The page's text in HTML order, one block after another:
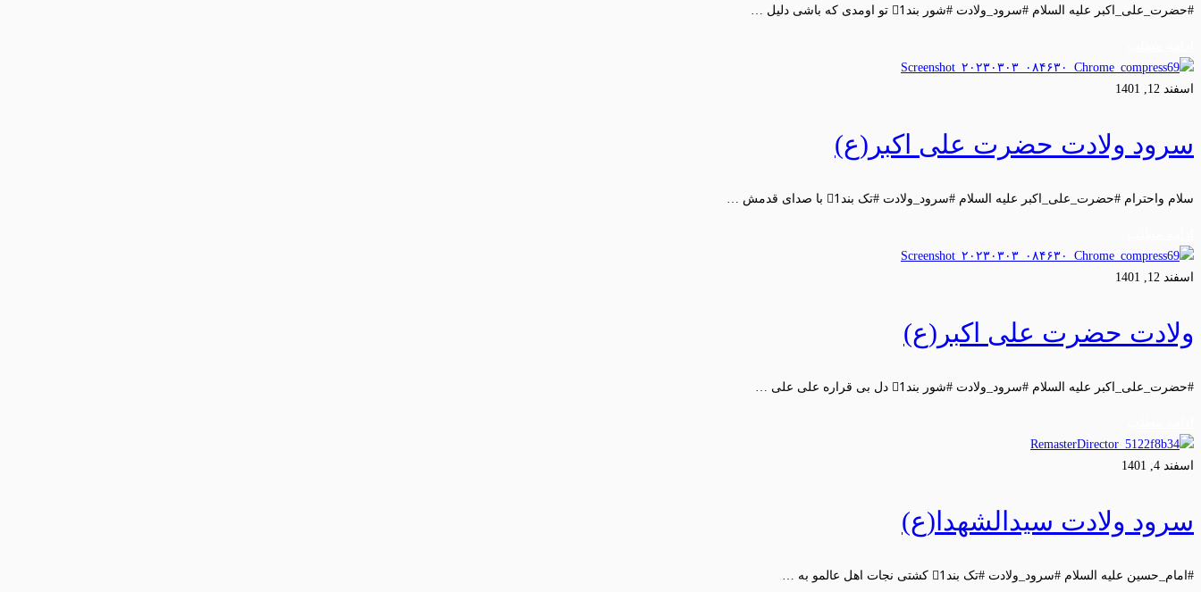
#حضرت_علی_اکبر علیه السلام #سرود_ولادت #شور بند1⃣ تو اومدی که باشی دلیل …
اسفند 12, 1401
سرود ولادت حضرت علی اکبر(ع)
سلام واحترام #حضرت_علی_اکبر علیه السلام #سرود_ولادت #تک بند1⃣ با صدای قدمش …
اسفند 12, 1401
ولادت حضرت علی اکبر(ع)
#حضرت_علی_اکبر علیه السلام #سرود_ولادت #شور بند1⃣ دل بی قراره علی علی …
اسفند 4, 1401
سرود ولادت سیدالشهدا(ع)
#امام_حسین علیه السلام #سرود_ولادت #تک بند1⃣ کشتی نجات اهل عالمو به …